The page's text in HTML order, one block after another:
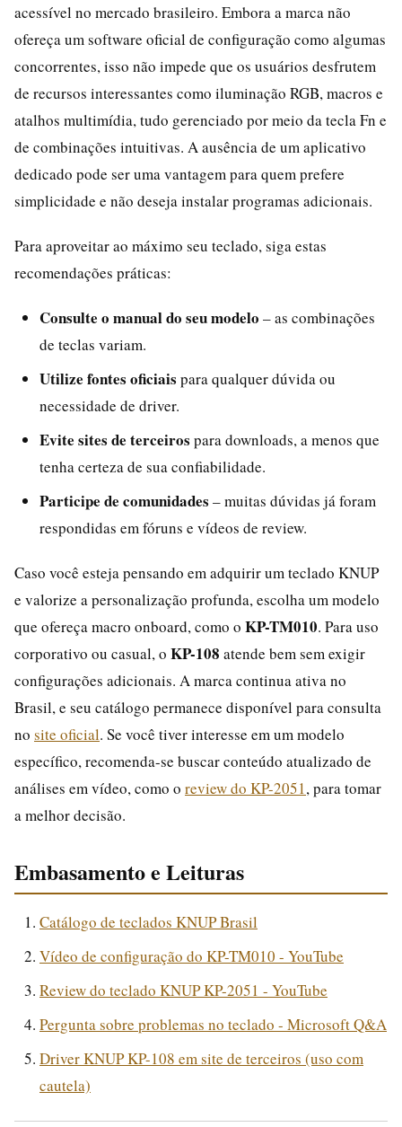
acessível no mercado brasileiro. Embora a marca não
ofereça um software oficial de configuração como algumas
concorrentes, isso não impede que os usuários desfrutem
de recursos interessantes como iluminação RGB, macros e
atalhos multimídia, tudo gerenciado por meio da tecla Fn e
de combinações intuitivas. A ausência de um aplicativo
dedicado pode ser uma vantagem para quem prefere
simplicidade e não deseja instalar programas adicionais.
Para aproveitar ao máximo seu teclado, siga estas
recomendações práticas:
Consulte o manual do seu modelo – as combinações
de teclas variam.
Utilize fontes oficiais para qualquer dúvida ou
necessidade de driver.
Evite sites de terceiros para downloads, a menos que
tenha certeza de sua confiabilidade.
Participe de comunidades – muitas dúvidas já foram
respondidas em fóruns e vídeos de review.
Caso você esteja pensando em adquirir um teclado KNUP
e valorize a personalização profunda, escolha um modelo
que ofereça macro onboard, como o KP-TM010. Para uso
corporativo ou casual, o KP-108 atende bem sem exigir
configurações adicionais. A marca continua ativa no
Brasil, e seu catálogo permanece disponível para consulta
no site oficial. Se você tiver interesse em um modelo
específico, recomenda-se buscar conteúdo atualizado de
análises em vídeo, como o review do KP-2051 , para tomar
a melhor decisão.
Embasamento e Leituras
Catálogo de teclados KNUP Brasil
Vídeo de configuração do KP-TM010 - YouTube
Review do teclado KNUP KP-2051 - YouTube
Pergunta sobre problemas no teclado - Microsoft Q&A
Driver KNUP KP-108 em site de terceiros (uso com
cautela)